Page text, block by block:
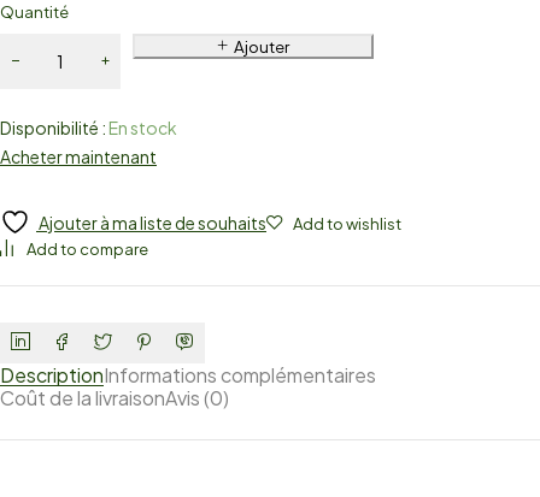
Quantité
Ajouter
Disponibilité :En stock
Acheter maintenant
Ajouter à ma liste de souhaits
Add to wishlist
Add to compare
DescriptionInformations complémentaires
Coût de la livraisonAvis (0)